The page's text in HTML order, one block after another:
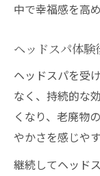
中で幸福感を高
ヘッドスパ体験
ヘッドスパを受
なく、持続的な
くなり、老廃物
やかさを感じや
継続してヘッド